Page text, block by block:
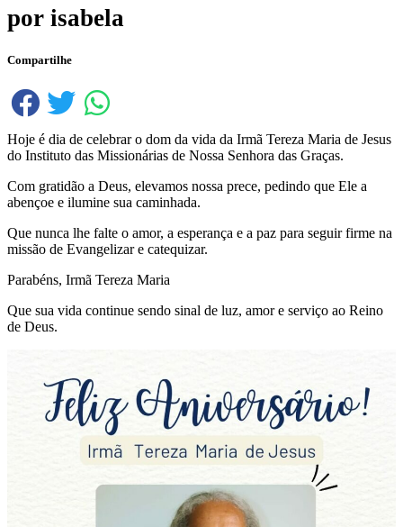
por isabela
Compartilhe
Hoje é dia de celebrar o dom da vida da Irmã Tereza Maria de Jesus
do Instituto das Missionárias de Nossa Senhora das Graças.
Com gratidão a Deus, elevamos nossa prece, pedindo que Ele a
abençoe e ilumine sua caminhada.
Que nunca lhe falte o amor, a esperança e a paz para seguir firme na
missão de Evangelizar e catequizar.
Parabéns, Irmã Tereza Maria
Que sua vida continue sendo sinal de luz, amor e serviço ao Reino
de Deus.